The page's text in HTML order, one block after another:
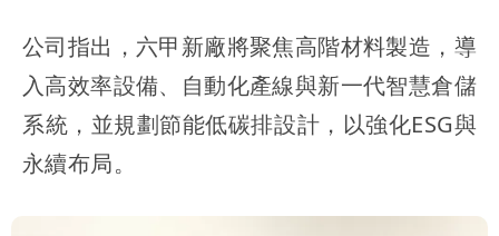
公司指出，六甲新廠將聚焦高階材料製造，導
入高效率設備、自動化產線與新一代智慧倉儲
系統，並規劃節能低碳排設計，以強化ESG與
永續布局。